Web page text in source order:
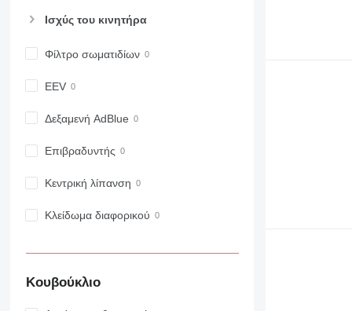
914
920
924
928
931
950
953
966
Ισχύς του κινητήρα
Φίλτρο σωματιδίων
EEV
Δεξαμενή AdBlue
Επιβραδυντής
Κεντρική λίπανση
Κλείδωμα διαφορικού
Κουβούκλιο